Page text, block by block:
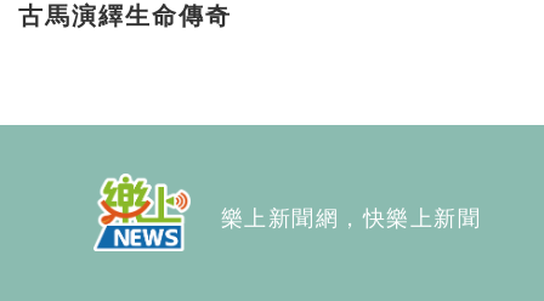
古馬演繹生命傳奇
樂上新聞網，快樂上新聞